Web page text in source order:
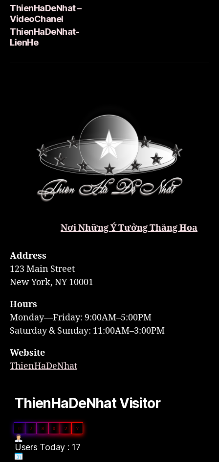
ThienHaDeNhat –
VideoChanel
ThienHaDeNhat-
LienHe
Nơi Những Ý Tưởng Thăng Hoa
Address
123 Main Street
New York, NY 10001
Hours
Monday—Friday: 9:00AM–5:00PM
Saturday & Sunday: 11:00AM–3:00PM
Website
ThienHaDeNhat
ThienHaDeNhat Visitor
0 2 8 0 2 7
Users Today : 17